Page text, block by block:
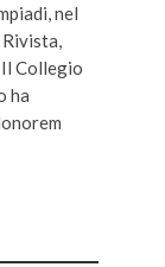
nel
Collegio
ha